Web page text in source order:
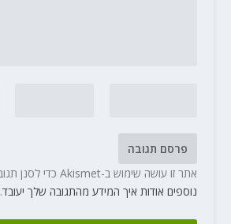
אתר זו עושה שימוש ב-Akismet כדי לסנן תגובות זבל.
נוספים אודות איך המידע מהתגובה שלך יעובד.